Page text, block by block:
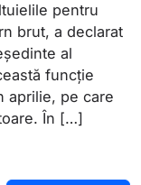
pentru
brut, a declarat
al
funcție
aprilie, pe care
În […]